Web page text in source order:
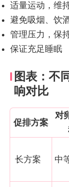
适量运动，维
避免吸烟、饮
管理压力，保
保证充足睡眠
图表：不
响对比
促排方案
对
长方案 中